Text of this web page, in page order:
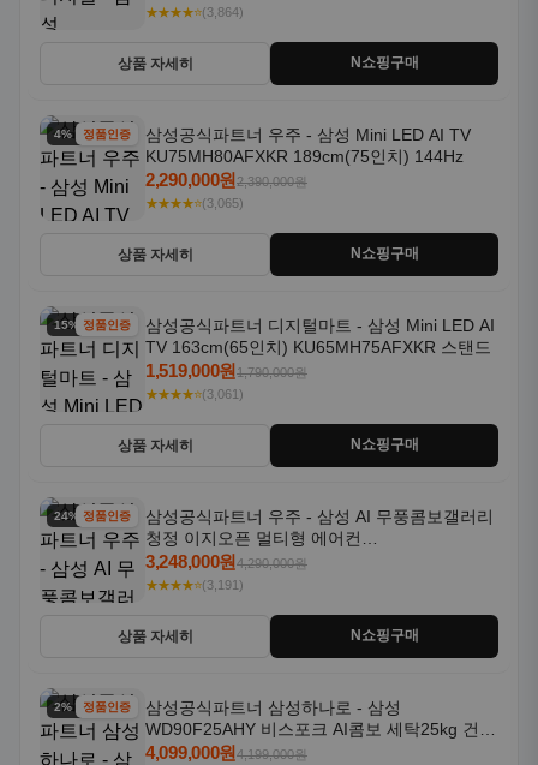
★★★★⭐(3,864)
상품 자세히 N쇼핑구매
4% 할인정품인증
삼성공식파트너 우주 - 삼성 Mini LED AI TV
KU75MH80AFXKR 189cm(75인치) 144Hz
2,290,000원2,390,000원
★★★★⭐(3,065)
상품 자세히 N쇼핑구매
15% 할인정품인증
삼성공식파트너 디지털마트 - 삼성 Mini LED AI
TV 163cm(65인치) KU65MH75AFXKR 스탠드
1,519,000원1,790,000원
★★★★⭐(3,061)
상품 자세히 N쇼핑구매
24% 할인정품인증
삼성공식파트너 우주 - 삼성 AI 무풍콤보갤러리
청정 이지오픈 멀티형 에어컨
AF80F17D22WRS 기본설치포함
3,248,000원4,290,000원
★★★★⭐(3,191)
상품 자세히 N쇼핑구매
2% 할인정품인증
삼성공식파트너 삼성하나로 - 삼성
WD90F25AHY 비스포크 AI콤보 세탁25kg 건조
18kg 자동문열림 1등급
4,099,000원4,199,000원